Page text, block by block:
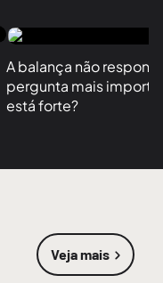
A balança não
pergunta mais
está forte?
Veja mais
sobre